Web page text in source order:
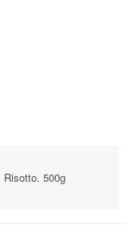
Risotto. 500g